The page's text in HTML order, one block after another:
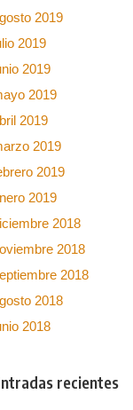
2019
2019
2019
2019
2019
2019
2019
2019
2018
2018
2018
2018
2018
recientes